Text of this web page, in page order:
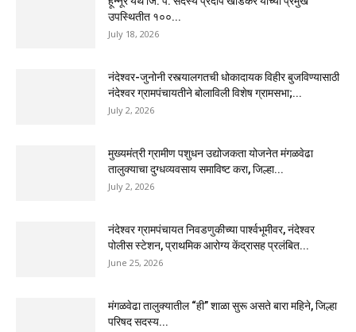
उपस्थितीत १००...
July 18, 2026
नंदेश्वर-जुनोनी रस्त्यालगतची धोकादायक विहीर बुजविण्यासाठी
नंदेश्वर ग्रामपंचायतीने बोलाविली विशेष ग्रामसभा;...
July 2, 2026
मुख्यमंत्री ग्रामीण पशुधन उद्योजकता योजनेत मंगळवेढा
तालुक्याचा दुग्धव्यवसाय समाविष्ट करा, जिल्हा...
July 2, 2026
नंदेश्वर ग्रामपंचायत निवडणुकीच्या पार्श्वभूमीवर, नंदेश्वर
पोलीस स्टेशन, प्राथमिक आरोग्य केंद्रासह प्रलंबित...
June 25, 2026
मंगळवेढा तालुक्यातील “ही” शाळा सुरू असते बारा महिने, जिल्हा
परिषद सदस्य...